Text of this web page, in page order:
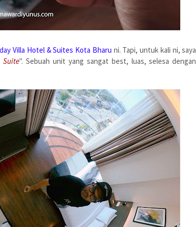
Villa Hotel & Suites Kota Bharu ni. Tapi, untuk kali ni, saya
Suite". Sebuah unit yang sangat best, luas, selesa dengan